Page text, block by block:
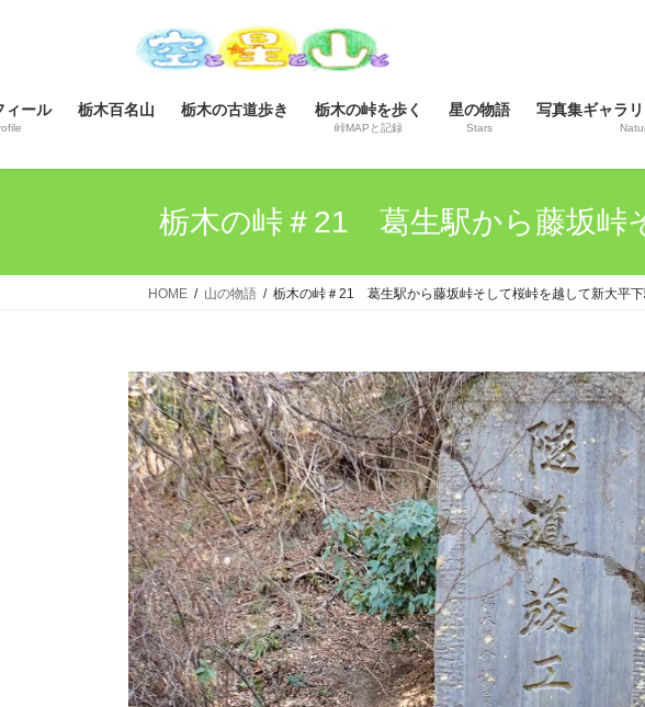
ツ
ス
シ
ン
ィール 栃木百名山 栃木の古道歩き 栃木の峠を歩く
峠MAPと記録
星の物語
Stars
写真集ギャラ
栃木の峠＃21 葛生駅から藤坂峠
HOME 山の物語 栃木の峠＃21 葛生駅から藤坂峠そして桜峠を越して新大平